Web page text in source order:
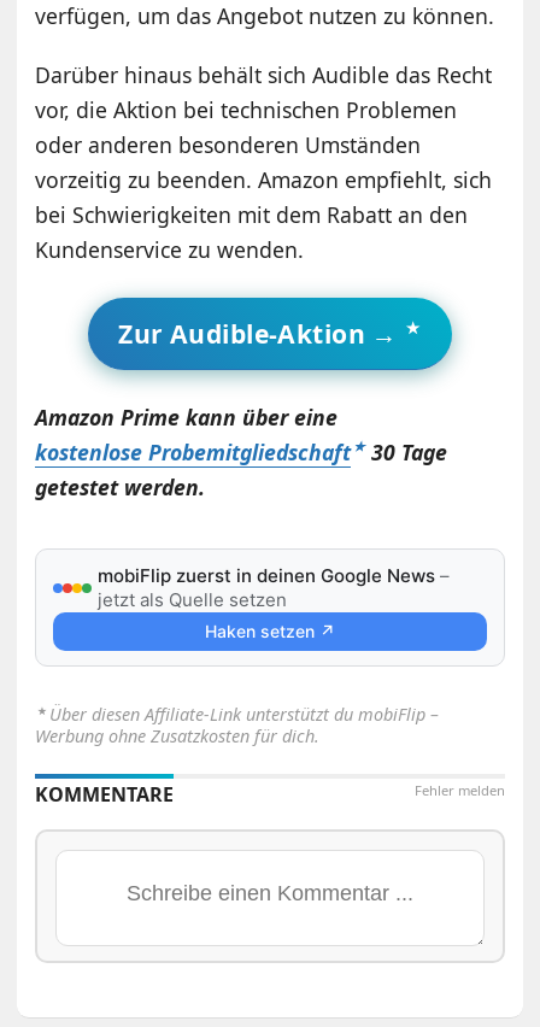
verfügen, um das Angebot nutzen zu können.
Darüber hinaus behält sich Audible das Recht
vor, die Aktion bei technischen Problemen
oder anderen besonderen Umständen
vorzeitig zu beenden. Amazon empfiehlt, sich
bei Schwierigkeiten mit dem Rabatt an den
Kundenservice zu wenden.
Zur Audible-Aktion →
Amazon Prime kann über eine
kostenlose Probemitgliedschaft 30 Tage
getestet werden.
mobiFlip zuerst in deinen Google News –
jetzt als Quelle setzen
Haken setzen ↗
⋆ Über diesen Affiliate-Link unterstützt du mobiFlip –
Werbung ohne Zusatzkosten für dich.
Fehler melden
KOMMENTARE